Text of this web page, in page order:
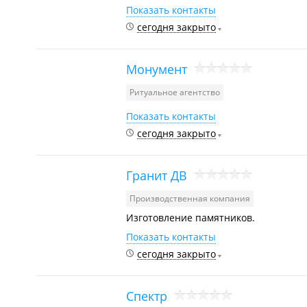
Показать контакты
сегодня закрыто
Монумент
Ритуальное агентство
Показать контакты
сегодня закрыто
Гранит ДВ
Производственная компания
Изготовление памятников.
Показать контакты
сегодня закрыто
Спектр